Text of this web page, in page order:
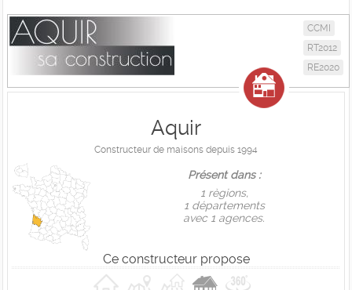
CCMI
RT2012
RE2020
Aquir
Constructeur de maisons depuis 1994
Présent dans :
1 règions,
1 départements
avec 1 agences.
Ce constructeur propose